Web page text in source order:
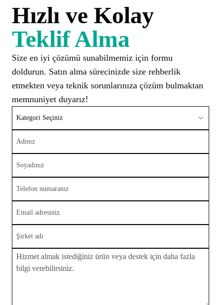
Hızlı ve Kolay
Teklif Alma
Size en iyi çözümü sunabilmemiz için formu
doldurun. Satın alma sürecinizde size rehberlik
etmekten veya teknik sorunlarınıza çözüm bulmaktan
memnuniyet duyarız!
Kategori Seçiniz